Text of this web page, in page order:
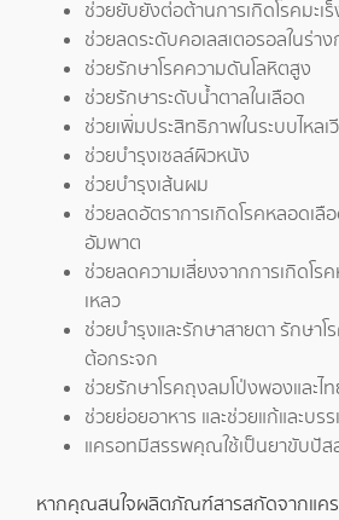
ช่วยยับยั้งต่อต้านการเกิดโรคมะเร็
ช่วยลดระดับคอเลสเตอรอลในร่าง
ช่วยรักษาโรคความดันโลหิตสูง
ช่วยรักษาระดับน้ำตาลในเลือด
ช่วยเพิ่มประสิทธิภาพในระบบไหล
ช่วยบำรุงเซลล์ผิวหนัง
ช่วยบำรุงเส้นผม
ช่วยลดอัตราการเกิดโรคหลอดเ
อัมพาต
ช่วยลดความเสี่ยงจากการเกิดโรค
เหลว
ช่วยบำรุงและรักษาสายตา รักษาโ
ต้อกระจก
ช่วยรักษาโรคถุงลมโป่งพองและไ
ช่วยย่อยอาหาร และช่วยแก้และบร
แครอทมีสรรพคุณใช้เป็นยาขับปัส
หากคุณสนใจผลิตภัณฑ์สารสกัดจากแค